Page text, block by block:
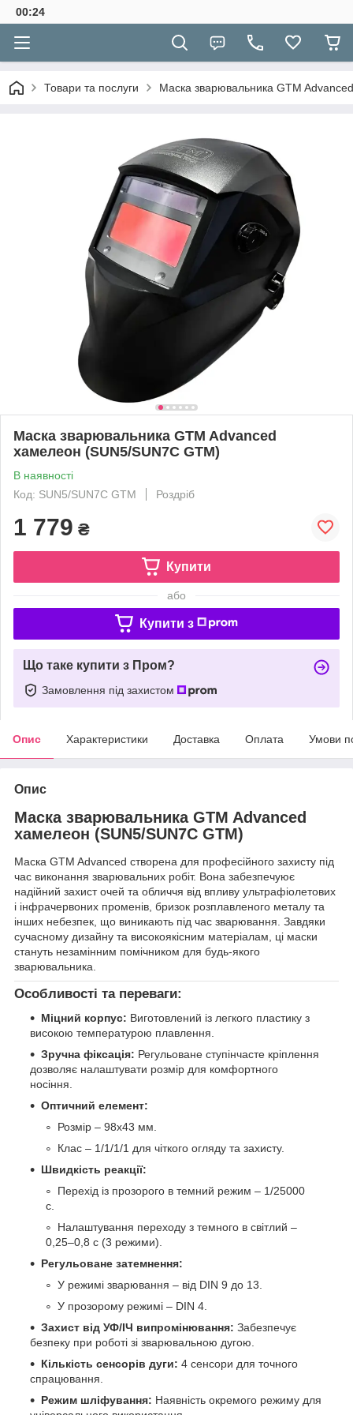
00:24
Товари та послуги Маска зварювальника GTM
Маска зварювальника GTM Advanced
хамелеон (SUN5/SUN7C GTM)
В наявності
Код: SUN5/SUN7C GTM
Роздріб
1 779 ₴
Купити
або
Купити з
Що таке купити з Пром?
Замовлення під захистом
Опис Характеристики Доставка Оплата Умови
Опис
Маска зварювальника GTM Advanced
хамелеон (SUN5/SUN7C GTM)
Маска GTM Advanced створена для професійного захисту під
час виконання зварювальних робіт. Вона забезпечуює
надійний захист очей та обличчя від впливу ультрафіолетових
і інфрачервоних променів, бризок розплавленого металу та
інших небезпек, що виникають під час зварювання. Завдяки
сучасному дизайну та високоякісним матеріалам, ці маски
стануть незамінним помічником для будь-якого
зварювальника.
Особливості та переваги:
Міцний корпус: Виготовлений із легкого пластику з
високою температурою плавлення.
Зручна фіксація: Регульоване ступінчасте кріплення
дозволяє налаштувати розмір для комфортного
носіння.
Оптичний елемент:
Розмір – 98х43 мм.
Клас – 1/1/1/1 для чіткого огляду та захисту.
Швидкість реакції:
Перехід із прозорого в темний режим – 1/25000
с.
Налаштування переходу з темного в світлий –
0,25–0,8 с (3 режими).
Регульоване затемнення:
У режимі зварювання – від DIN 9 до 13.
У прозорому режимі – DIN 4.
Захист від УФ/ІЧ випромінювання: Забезпечує
безпеку при роботі зі зварювальною дугою.
Кількість сенсорів дуги: 4 сенсори для точного
спрацювання.
Режим шліфування: Наявність окремого режиму для